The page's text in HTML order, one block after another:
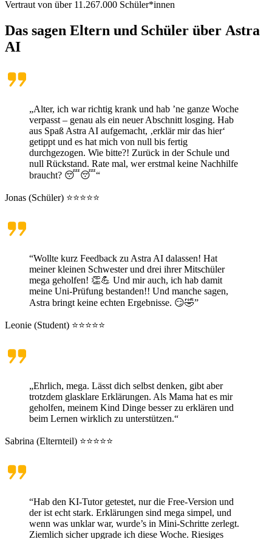
Vertraut von über 11.267.000 Schüler*innen
Das sagen Eltern und Schüler über Astra
AI
„Alter, ich war richtig krank und hab ’ne ganze Woche
verpasst – genau als ein neuer Abschnitt losging. Hab
aus Spaß Astra AI aufgemacht, ‚erklär mir das hier‘
getippt und es hat mich von null bis fertig
durchgezogen. Wie bitte?! Zurück in der Schule und
null Rückstand. Rate mal, wer erstmal keine Nachhilfe
braucht? 😴😴“
Jonas (Schüler) ⭐⭐⭐⭐⭐
“Wollte kurz Feedback zu Astra AI dalassen! Hat
meiner kleinen Schwester und drei ihrer Mitschüler
mega geholfen! 👏💪 Und mir auch, ich hab damit
meine Uni-Prüfung bestanden!! Und manche sagen,
Astra bringt keine echten Ergebnisse. 😏🤣”
Leonie (Student) ⭐⭐⭐⭐⭐
„Ehrlich, mega. Lässt dich selbst denken, gibt aber
trotzdem glasklare Erklärungen. Als Mama hat es mir
geholfen, meinem Kind Dinge besser zu erklären und
beim Lernen wirklich zu unterstützen.“
Sabrina (Elternteil) ⭐⭐⭐⭐⭐
“Hab den KI-Tutor getestet, nur die Free-Version und
der ist echt stark. Erklärungen sind mega simpel, und
wenn was unklar war, wurde’s in Mini-Schritte zerlegt.
Ziemlich sicher upgrade ich diese Woche. Riesiges